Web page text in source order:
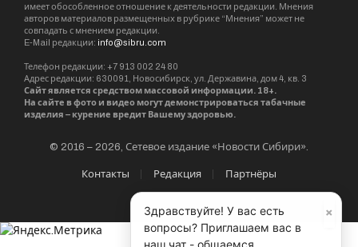
имеет обособленное отношение к деятельности редакции. Мнения
авторов материалов размещенных в рубрике “Мнения” может не
совпадать с мнением редакции.
E-Mail редакции: info@sibru.com
Телефон редакции: +7 913 002 24 80
Адрес редакции: 630091, Новосибирск, ул. Державина, дом 4, кв. 3
Сайт является средством массовой информации. 18+.
На сайте в фото и видео могут демонстрироваться табачные
изделия – курение вредит Вашему здоровью.
© 2016 – 2026, Сетевое издание «Новости Сибири».
Контакты Редакция Партнёры
×
Здравствуйте! У вас есть
вопросы? Приглашаем вас в
наш чат - общаемся,